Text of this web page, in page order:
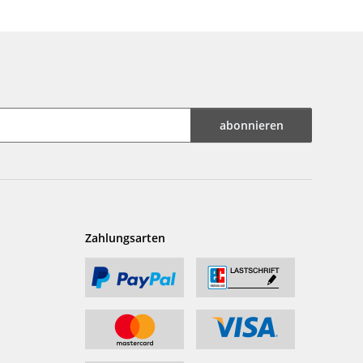
abonnieren
Zahlungsarten